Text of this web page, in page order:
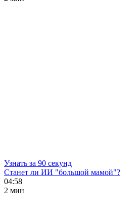
Узнать за 90 секунд
Станет ли ИИ "большой мамой"?
04:58
2 мин